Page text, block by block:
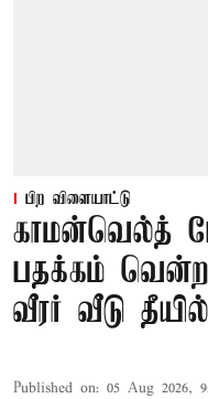
பிற விளையாட்டு
காமன்வெல்த்
பதக்கம் வென்ற
வீரர் வீடு தீயில்
Published on: 05 Aug 2026,